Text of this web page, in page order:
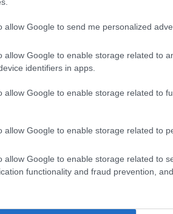
allow Google to send me personalized
allow Google to enable storage related to
identifiers in apps.
allow Google to enable storage related to
allow Google to enable storage related to
allow Google to enable storage related to
functionality and fraud prevention,
2008. január 29-én
ébredése címû darabbal
A Katona közönsége az